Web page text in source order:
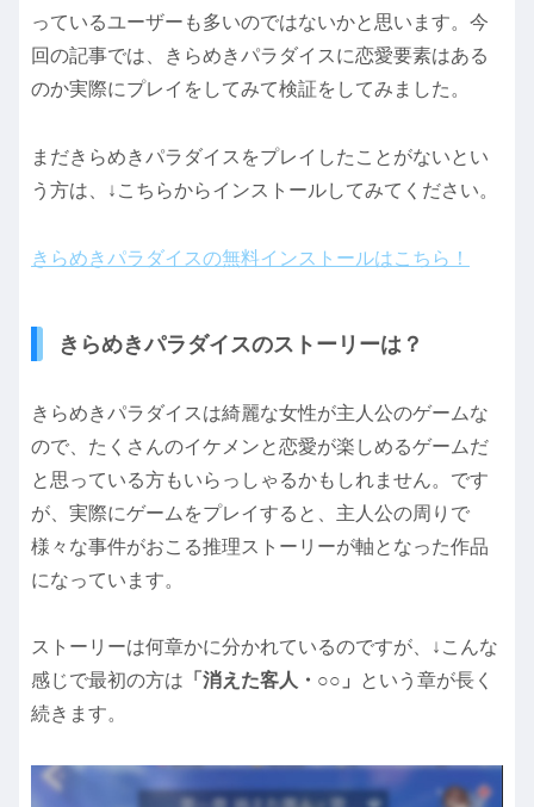
っているユーザーも多いのではないかと思います。今
回の記事では、きらめきパラダイスに恋愛要素はある
のか実際にプレイをしてみて検証をしてみました。
まだきらめきパラダイスをプレイしたことがないとい
う方は、↓こちらからインストールしてみてください。
きらめきパラダイスの無料インストールはこちら！
きらめきパラダイスのストーリーは？
きらめきパラダイスは綺麗な女性が主人公のゲームな
ので、たくさんのイケメンと恋愛が楽しめるゲームだ
と思っている方もいらっしゃるかもしれません。です
が、実際にゲームをプレイすると、主人公の周りで
様々な事件がおこる推理ストーリーが軸となった作品
になっています。
ストーリーは何章かに分かれているのですが、↓こんな
感じで最初の方は 「消えた客人・○○」
という章が長く
続きます。